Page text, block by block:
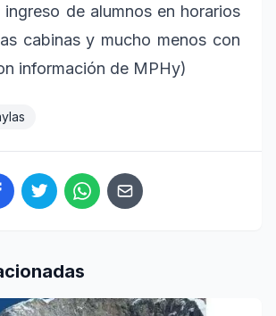
de alumnos en horarios
cabinas y mucho menos con
información de MPHy)